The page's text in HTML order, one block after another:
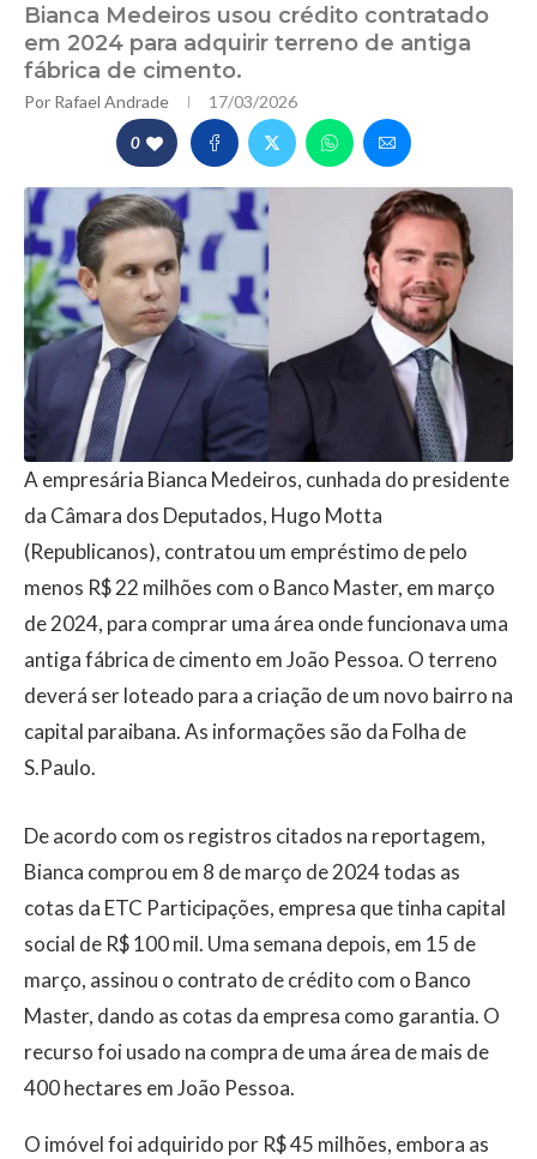
Bianca Medeiros usou crédito contratado
em 2024 para adquirir terreno de antiga
fábrica de cimento.
Por Rafael Andrade 17/03/2026
0
A empresária Bianca Medeiros, cunhada do presidente
da Câmara dos Deputados, Hugo Motta
(Republicanos), contratou um empréstimo de pelo
menos R$ 22 milhões com o Banco Master, em março
de 2024, para comprar uma área onde funcionava uma
antiga fábrica de cimento em João Pessoa. O terreno
deverá ser loteado para a criação de um novo bairro na
capital paraibana. As informações são da Folha de
S.Paulo.
De acordo com os registros citados na reportagem,
Bianca comprou em 8 de março de 2024 todas as
cotas da ETC Participações, empresa que tinha capital
social de R$ 100 mil. Uma semana depois, em 15 de
março, assinou o contrato de crédito com o Banco
Master, dando as cotas da empresa como garantia. O
recurso foi usado na compra de uma área de mais de
400 hectares em João Pessoa.
O imóvel foi adquirido por R$ 45 milhões, embora as